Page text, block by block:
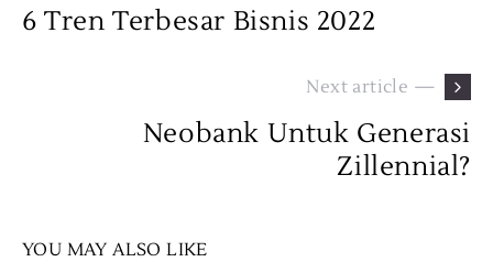
6 Tren Terbesar Bisnis 2022
Next article —
Neobank Untuk Generasi
Zillennial?
YOU MAY ALSO LIKE